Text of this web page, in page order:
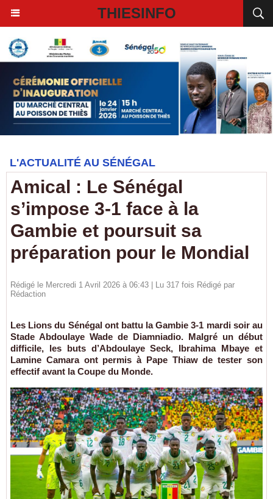
THIESINFO
L'ACTUALITÉ AU SÉNÉGAL
Amical : Le Sénégal
s’impose 3-1 face à la
Gambie et poursuit sa
préparation pour le Mondial
Rédigé le Mercredi 1 Avril 2026 à 06:43 | Lu 317 fois Rédigé par
Rédaction
Les Lions du Sénégal ont battu la Gambie 3-1 mardi soir au
Stade Abdoulaye Wade de Diamniadio. Malgré un début
difficile, les buts d’Abdoulaye Seck, Ibrahima Mbaye et
Lamine Camara ont permis à Pape Thiaw de tester son
effectif avant la Coupe du Monde.